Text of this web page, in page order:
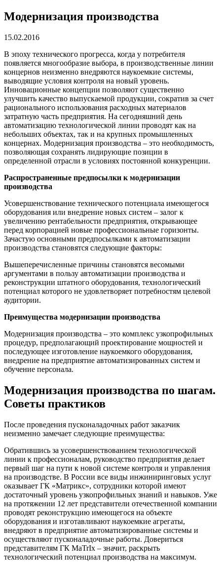
Модернизация производства
15.02.2016
В эпоху технического прогресса, когда у потребителя
появляется многообразие выбора, в производственные линии
концернов неизменно внедряются наукоемкие системы,
выводящие условия контроля на новый уровень.
Инновационные концепции позволяют существенно
улучшить качество выпускаемой продукции, сократив за счет
рационального использования расходных материалов
затратную часть предприятия. На сегодняшний день
автоматизацию технологической линии проводят как на
небольших объектах, так и на крупных промышленных
концернах. Модернизация производства – это необходимость,
позволяющая сохранять лидирующие позиции в
определенной отрасли в условиях постоянной конкуренции.
Распространенные предпосылки к модернизации
производства
Усовершенствование технического потенциала имеющегося
оборудования или внедрение новых систем – залог к
увеличению рентабельности предприятия, открывающее
перед корпорацией новые профессиональные горизонты.
Зачастую основными предпосылками к автоматизации
производства становятся следующие факторы:
Вышеперечисленные причины становятся весомыми
аргументами в пользу автоматизации производства и
реконструкции штатного оборудования, технологический
потенциал которого не удовлетворяет потребностям целевой
аудитории.
Преимущества модернизации производства
Модернизация производства – это комплекс узкопрофильных
процедур, предполагающий проектирование мощностей и
последующее изготовление наукоемкого оборудования,
внедрение на предприятие автоматизированных систем и
обучение персонала.
Модернизация производства по шагам.
Советы практиков
После проведения пусконаладочных работ заказчик
неизменно замечает следующие преимущества:
Обратившись за усовершенствованием технологической
линии к профессионалам, руководство предприятия делает
первый шаг на пути к новой системе контроля и управления
на производстве. В России все виды инжиниринговых услуг
оказывает ГК «Матрикс», сотрудники которой имеют
достаточный уровень узкопрофильных знаний и навыков. Уже
на протяжении 12 лет представители отечественной компании
проводят реконструкцию имеющегося на объекте
оборудования и изготавливают наукоемкие агрегаты,
внедряют в предприятие автоматизированные системы и
осуществляют пусконаладочные работы. Довериться
представителям ГК MaTrIx – значит, раскрыть
технологический потенциал производства на максимум.